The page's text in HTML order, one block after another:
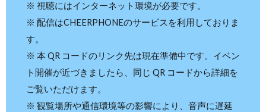
※ 視聴にはインターネット環境が必要です。
※ 配信はCHEERPHONEのサービスを利用しておりま
す。
※ 本 QR コードのリンク先は現在準備中です。イベン
ト開催が近づきましたら、同じ QR コードから詳細を
ご覧いただけます。
※ 観覧場所や通信環境等の影響により、音声に遅延